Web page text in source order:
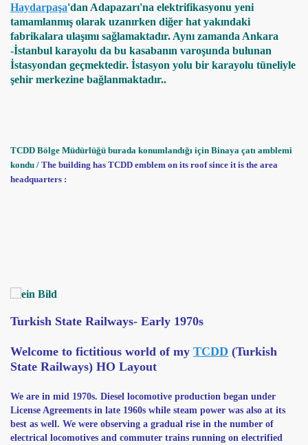
Haydarpaşa'dan Adapazarı'na elektrifikasyonu yeni
tamamlanmış olarak uzanırken diğer hat yakındaki
fabrikalara ulaşımı sağlamaktadır. Aynı zamanda Ankara
-İstanbul karayolu da bu kasabanın varoşunda bulunan
İstasyondan geçmektedir. İstasyon yolu bir karayolu tüneliyle
şehir merkezine bağlanmaktadır..
TCDD Bölge Müdürlüğü burada konumlandığı için Binaya çatı amblemi
kondu / The building has TCDD emblem on its roof since it is the area
headquarters :
Turkish State Railways- Early 1970s
Welcome to fictitious world of my TCDD (Turkish
State Railways) HO Layout
We are in mid 1970s. Diesel locomotive production began under
License Agreements in late 1960s while steam power was also at its
best as well. We were observing a gradual rise in the number of
electrical locomotives and commuter trains running on electrified